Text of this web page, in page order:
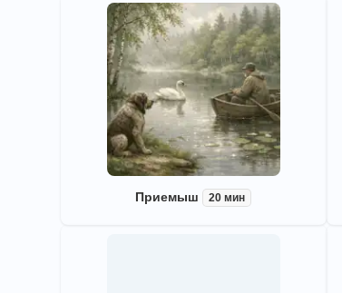
Приемыш 20 мин